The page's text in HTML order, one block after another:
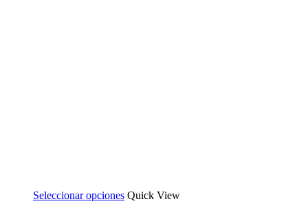
Seleccionar opciones Quick View